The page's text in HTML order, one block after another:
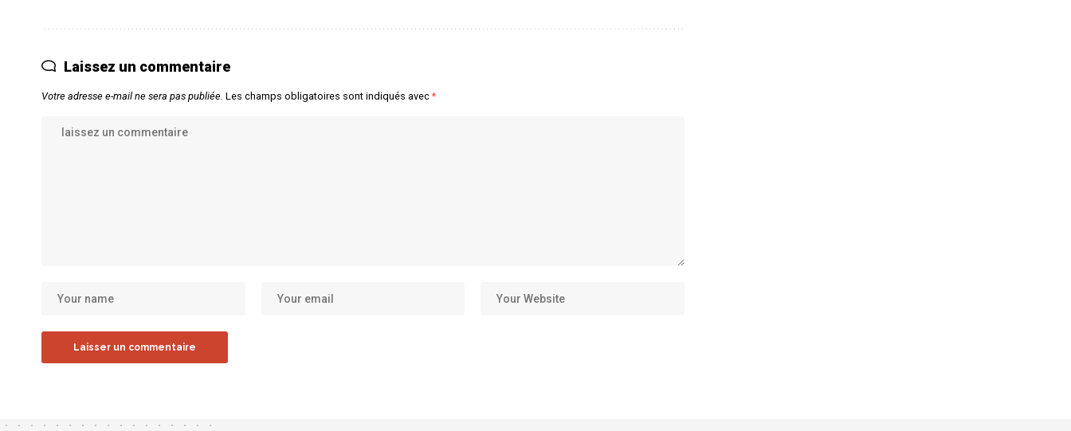
Laissez un commentaire
Votre adresse e-mail ne sera pas publiée. Les champs obligatoires sont indiqués avec*